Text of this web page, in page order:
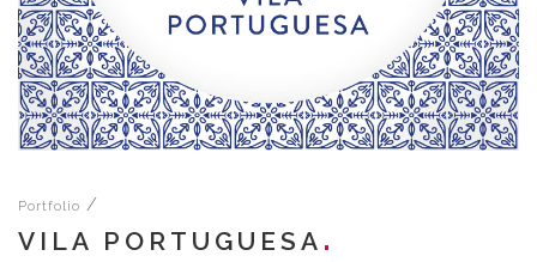
Portfolio /
PETZILLA
Naming, branding, criação de marca